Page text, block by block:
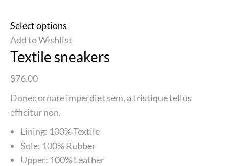
Select options
Add to Wishlist
Textile sneakers
$76.00
Donec ornare imperdiet sem, a tristique tellus
efficitur non.
Lining: 100% Textile
Sole: 100% Rubber
Upper: 100% Leather